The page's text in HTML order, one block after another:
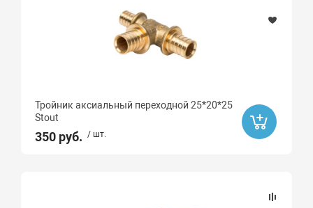
Тройник аксиальный переходной 25*20*25
Stout
350 руб. / шт.